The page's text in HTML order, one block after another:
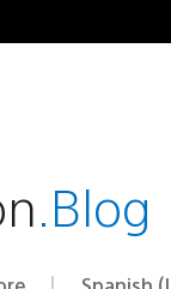
.Blog